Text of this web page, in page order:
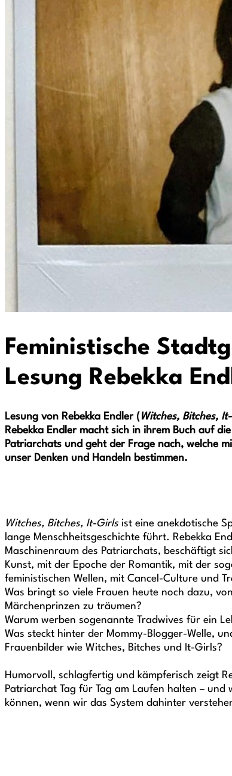
Feministische
Lesung Rebekka
Lesung von Rebekka Endler ( Witches, Bitches,
Rebekka Endler macht sich in ihrem Buch auf
Patriarchats und geht der Frage nach, welche
unser Denken und Handeln bestimmen.
Witches, Bitches, It-Girlsist eine anekdotische
lange Menschheitsgeschichte führt. Rebekka
Maschinenraum des Patriarchats, beschäftigt
Kunst, mit der Epoche der Romantik, mit der
feministischen Wellen, mit Cancel-Culture und
Was bringt so viele Frauen heute noch dazu,
Märchenprinzen zu träumen?
Warum werben sogenannte Tradwives für ein
Was steckt hinter der Mommy-Blogger-Welle,
Frauenbilder wie Witches, Bitches und It-Girls?
Humorvoll, schlagfertig und kämpferisch zeigt
Patriarchat Tag für Tag am Laufen halten – und
können, wenn wir das System dahinter